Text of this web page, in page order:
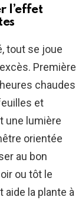
l’effet
tout se joue
Première
chaudes
et
une lumière
orientée
au bon
ou tôt le
aide la plante à